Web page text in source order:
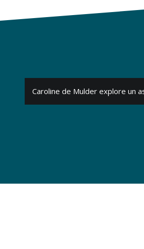
Caroline de Mulder explore un